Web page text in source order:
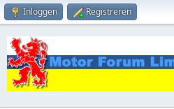
Inloggen Registreren